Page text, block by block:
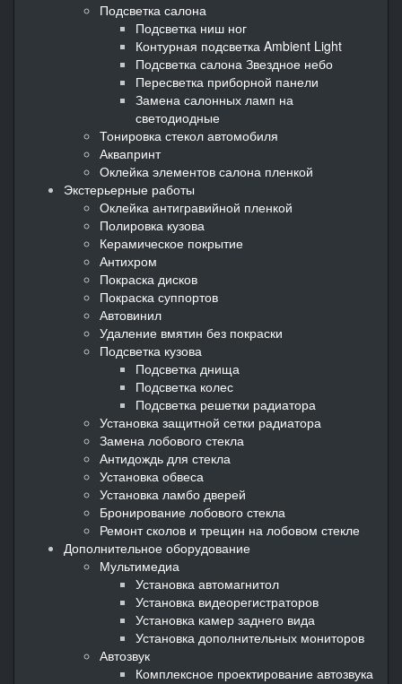
Подсветка салона
Подсветка ниш ног
Контурная подсветка Ambient Light
Подсветка салона Звездное небо
Пересветка приборной панели
Замена салонных ламп на
светодиодные
Тонировка стекол автомобиля
Аквапринт
Оклейка элементов салона пленкой
Экстерьерные работы
Оклейка антигравийной пленкой
Полировка кузова
Керамическое покрытие
Антихром
Покраска дисков
Покраска суппортов
Автовинил
Удаление вмятин без покраски
Подсветка кузова
Подсветка днища
Подсветка колес
Подсветка решетки радиатора
Установка защитной сетки радиатора
Замена лобового стекла
Антидождь для стекла
Установка обвеса
Установка ламбо дверей
Бронирование лобового стекла
Ремонт сколов и трещин на лобовом стекле
Дополнительное оборудование
Мультимедиа
Установка автомагнитол
Установка видеорегистраторов
Установка камер заднего вида
Установка дополнительных мониторов
Автозвук
Комплексное проектирование автозвука